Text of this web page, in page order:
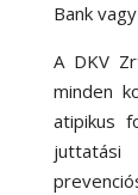
Bank
A DKV
minden
atipikus